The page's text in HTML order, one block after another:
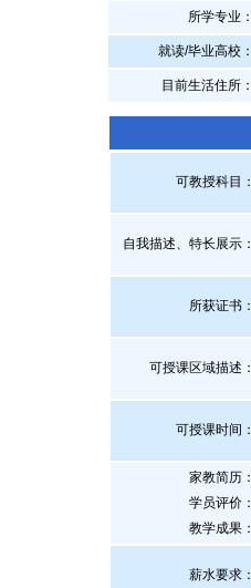
所学专业：
就读/毕业高校：
目前生活住所：
可教授科目：
自我描述、特长展示 ：
所获证书 ：
可授课区域描述：
可授课时间：
家教简历：
学员评价：
教学成果：
薪水要求：